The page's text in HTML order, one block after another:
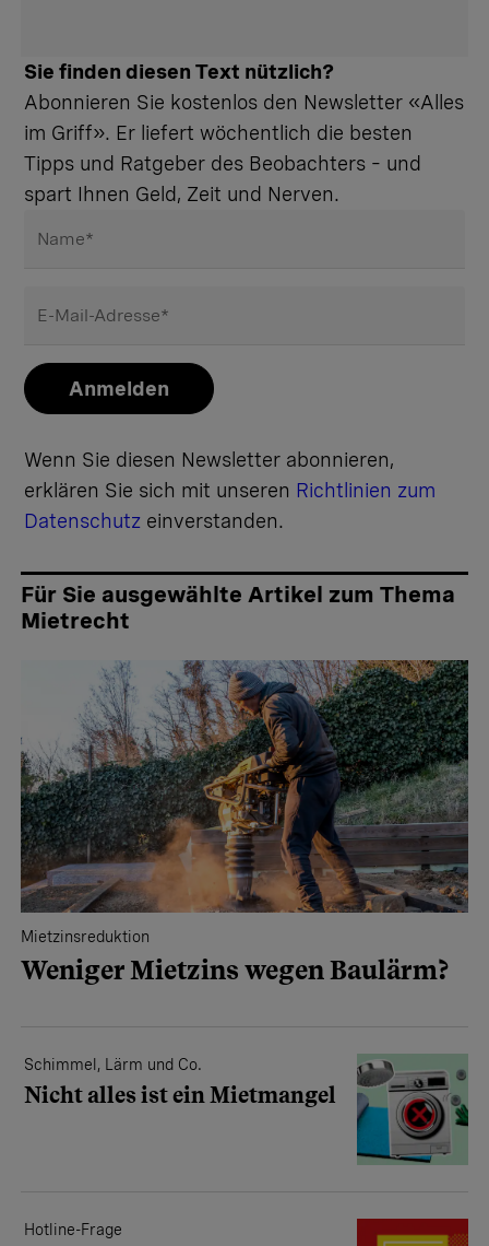
Sie finden diesen Text nützlich?
Abonnieren Sie kostenlos den Newsletter «Alles
im Griff». Er liefert wöchentlich die besten
Tipps und Ratgeber des Beobachters – und
spart Ihnen Geld, Zeit und Nerven.
Name*
E-Mail-Adresse*
Anmelden
Wenn Sie diesen Newsletter abonnieren,
erklären Sie sich mit unseren Richtlinien zum
Datenschutz einverstanden.
Für Sie ausgewählte Artikel zum Thema
Mietrecht
Mietzinsreduktion
Weniger Mietzins wegen Baulärm?
Schimmel, Lärm und Co.
Nicht alles ist ein Mietmangel
Hotline-Frage